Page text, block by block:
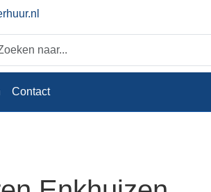
Contact